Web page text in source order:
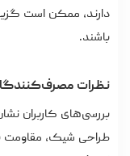
دارند، ممکن است
باشند.
نظرات
بررسی‌های کاربران
طراحی شیک، مقاومت